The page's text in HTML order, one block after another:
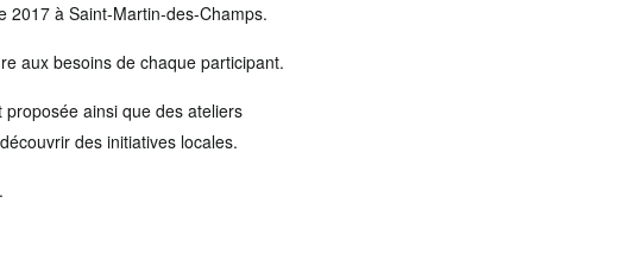
2017 à Saint-Martin-des-Champs.
aux besoins de chaque participant.
ainsi que des ateliers
des initiatives locales.
.